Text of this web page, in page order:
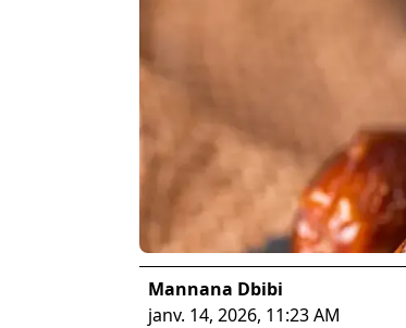
Mannana Dbibi
janv. 14, 2026, 11:23 AM